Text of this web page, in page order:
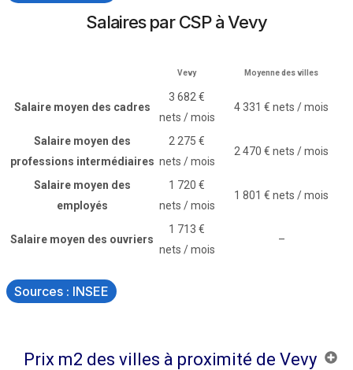
Salaires par CSP à Vevy
Vevy Moyenne des villes
Salaire moyen des cadres
3 682 €
nets / mois
4 331 € nets / mois
Salaire moyen des
professions intermédiaires
2 275 €
nets / mois
2 470 € nets / mois
Salaire moyen des
employés
1 720 €
nets / mois
1 801 € nets / mois
Salaire moyen des ouvriers
1 713 €
nets / mois
–
Sources : INSEE
Prix m2 des villes à proximité de Vevy